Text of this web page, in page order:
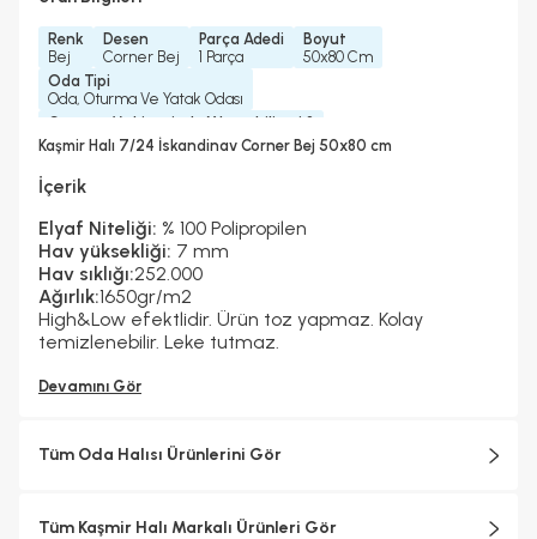
Renk
Bej
Desen
Corner Bej
Parça Adedi
1 Parça
Boyut
50x80 Cm
Oda Tipi
Oda, Oturma Ve Yatak Odası
Çamaşır Makinesinde Yıkanabilir mi ?
Hayır
Hayır
Hayır
2 Yıl
Kaşmir Halı 7/24 İskandinav Corner Bej 50x80 cm
İçerik
Elyaf Niteliği: % 100 Polipropilen
Hav yüksekliği: 7 mm
Hav sıklığı:252.000
Ağırlık:1650gr/m2
High&Low efektlidir. Ürün toz yapmaz. Kolay
temizlenebilir. Leke tutmaz.
Devamını Gör
Tüm Oda Halısı Ürünlerini Gör
Tüm Kaşmir Halı Markalı Ürünleri Gör